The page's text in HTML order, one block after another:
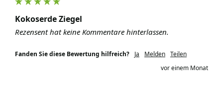
Kokoserde Ziegel
Rezensent hat keine Kommentare hinterlassen.
Fanden Sie diese Bewertung hilfreich? Ja Melden Teilen
vor einem Monat